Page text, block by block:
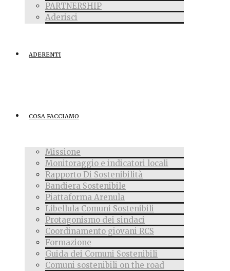
PARTNERSHIP
Aderisci
ADERENTI
COSA FACCIAMO
Missione
Monitoraggio e indicatori locali
Rapporto Di Sostenibilità
Bandiera Sostenibile
Piattaforma Arenula
Libellula Comuni Sostenibili
Protagonismo dei sindaci
Coordinamento giovani RCS
Formazione
Guida dei Comuni Sostenibili
Comuni sostenibili on the road